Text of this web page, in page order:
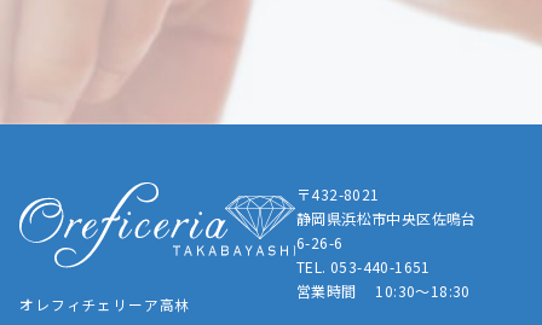
オレフィチェリーア高林
〒432-8021
静岡県浜松市中央区佐鳴台
6-26-6
TEL. 053-440-1651
営業時間 10:30～18:30